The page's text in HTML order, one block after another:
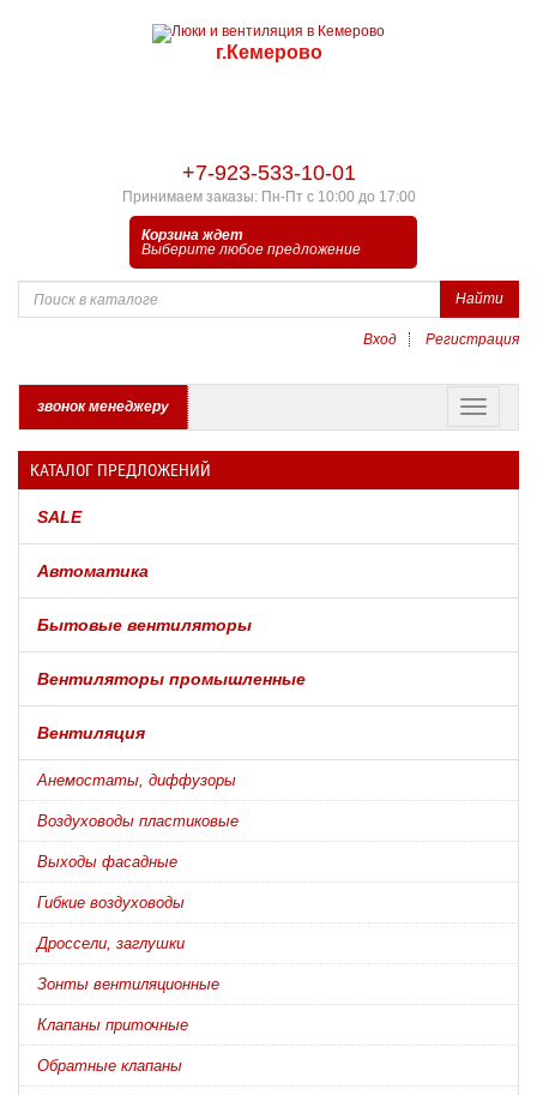
г.Кемерово
+7-923-533-10-01
Принимаем заказы: Пн-Пт с 10:00 до 17:00
Корзина ждет
Выберите любое предложение
Найти
Вход Регистрация
звонок менеджеру
КАТАЛОГ ПРЕДЛОЖЕНИЙ
SALE
Автоматика
Бытовые вентиляторы
Вентиляторы промышленные
Вентиляция
Анемостаты, диффузоры
Воздуховоды пластиковые
Выходы фасадные
Гибкие воздуховоды
Дроссели, заглушки
Зонты вентиляционные
Клапаны приточные
Обратные клапаны